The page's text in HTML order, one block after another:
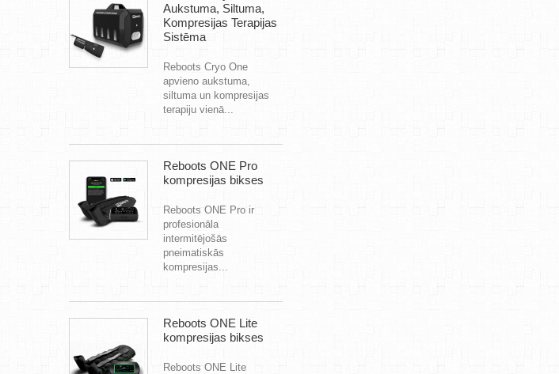
Aukstuma, Siltuma,
Kompresijas Terapijas
Sistēma
Reboots Cryo One
apvieno aukstuma,
siltuma un kompresijas
terapiju vienā...
Reboots ONE Pro
kompresijas bikses
Reboots ONE Pro ir
profesionāla
intermitējošās
pneimatiskās
kompresijas...
Reboots ONE Lite
kompresijas bikses
Reboots ONE Lite